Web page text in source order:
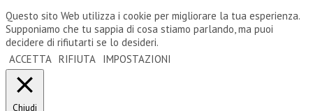
Questo sito Web utilizza i cookie per migliorare la tua esperienza.
Supponiamo che tu sappia di cosa stiamo parlando, ma puoi
decidere di rifiutarti se lo desideri.
ACCETTA RIFIUTA IMPOSTAZIONI
Chiudi